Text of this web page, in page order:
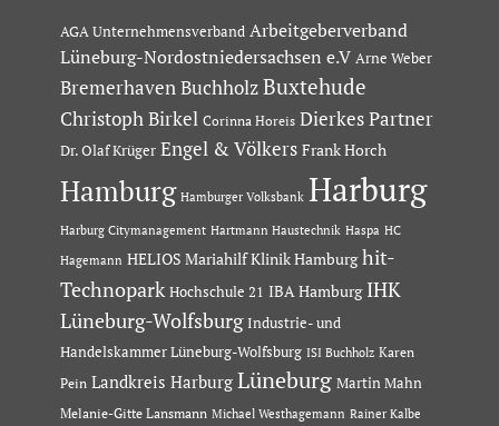
AGA Unternehmensverband Arbeitgeberverband
Lüneburg-Nordostniedersachsen e.V Arne Weber
Bremerhaven Buchholz Buxtehude
Christoph Birkel Corinna Horeis Dierkes Partner
Dr. Olaf Krüger Engel & Völkers Frank Horch
Hamburg Hamburger Volksbank Harburg
Harburg Citymanagement Hartmann Haustechnik Haspa HC
Hagemann HELIOS Mariahilf Klinik Hamburg hit-
Technopark Hochschule 21 IBA Hamburg IHK
Lüneburg-Wolfsburg Industrie- und
Handelskammer Lüneburg-Wolfsburg ISI Buchholz Karen
Pein Landkreis Harburg Lüneburg Martin Mahn
Melanie-Gitte Lansmann Michael Westhagemann Rainer Kalbe